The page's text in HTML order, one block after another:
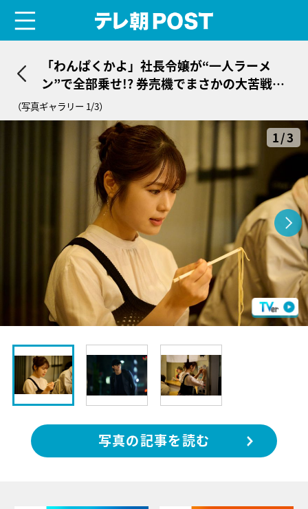
「わんぱくかよ」社長令嬢が“一人ラーメ
ン”で全部乗せ!? 券売機でまさかの大苦戦＜
リベンジ・スパイ＞
（写真ギャラリー 1/3）
1/3
写真の記事を読む